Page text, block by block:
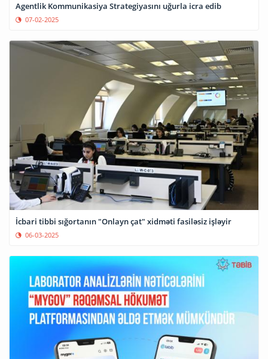
Agentlik Kommunikasiya Strategiyasını uğurla icra edib
07-02-2025
İcbari tibbi sığortanın "Onlayn çat" xidməti fasiləsiz işləyir
06-03-2025